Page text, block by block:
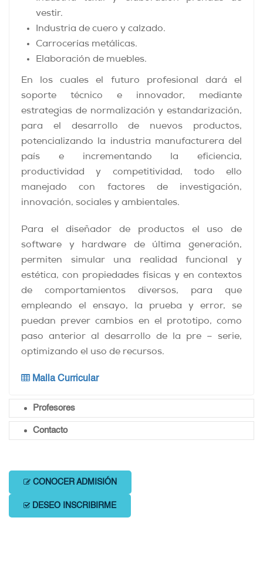
vestir.
Industria de cuero y calzado.
Carrocerías metálicas.
Elaboración de muebles.
En los cuales el futuro profesional dará el
soporte técnico e innovador, mediante
estrategias de normalización y estandarización,
para el desarrollo de nuevos productos,
potencializando la industria manufacturera del
país e incrementando la eficiencia,
productividad y competitividad, todo ello
manejado con factores de investigación,
innovación, sociales y ambientales.
Para el diseñador de productos el uso de
software y hardware de última generación,
permiten simular una realidad funcional y
estética, con propiedades físicas y en contextos
de comportamientos diversos, para que
empleando el ensayo, la prueba y error, se
puedan prever cambios en el prototipo, como
paso anterior al desarrollo de la pre – serie,
optimizando el uso de recursos.
Malla Curricular
Profesores
Contacto
CONOCER ADMISIÓN
DESEO INSCRIBIRME